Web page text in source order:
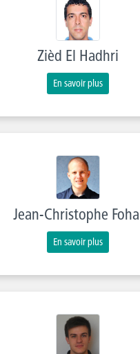
Zièd El Hadhri
En savoir plus
Jean-Christophe
En savoir plus